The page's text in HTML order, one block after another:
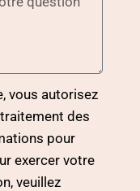
vous autorisez
des
pour
exercer votre
veuillez